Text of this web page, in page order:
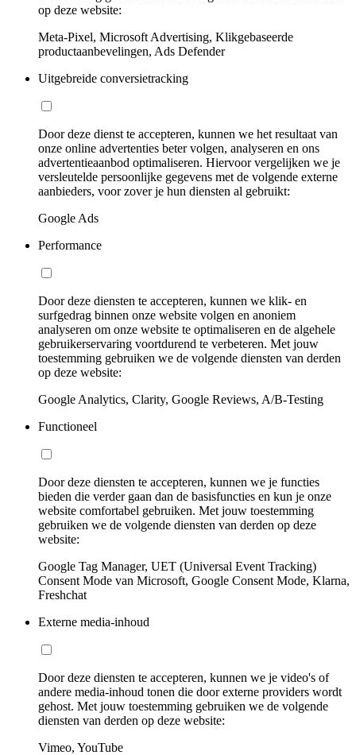
op deze website:
Meta-Pixel, Microsoft Advertising, Klikgebaseerde
productaanbevelingen, Ads Defender
Uitgebreide conversietracking
Door deze dienst te accepteren, kunnen we het resultaat van
onze online advertenties beter volgen, analyseren en ons
advertentieaanbod optimaliseren. Hiervoor vergelijken we je
versleutelde persoonlijke gegevens met de volgende externe
aanbieders, voor zover je hun diensten al gebruikt:
Google Ads
Performance
Door deze diensten te accepteren, kunnen we klik- en
surfgedrag binnen onze website volgen en anoniem
analyseren om onze website te optimaliseren en de algehele
gebruikerservaring voortdurend te verbeteren. Met jouw
toestemming gebruiken we de volgende diensten van derden
op deze website:
Google Analytics, Clarity, Google Reviews, A/B-Testing
Functioneel
Door deze diensten te accepteren, kunnen we je functies
bieden die verder gaan dan de basisfuncties en kun je onze
website comfortabel gebruiken. Met jouw toestemming
gebruiken we de volgende diensten van derden op deze
website:
Google Tag Manager, UET (Universal Event Tracking)
Consent Mode van Microsoft, Google Consent Mode, Klarna,
Freshchat
Externe media-inhoud
Door deze diensten te accepteren, kunnen we je video's of
andere media-inhoud tonen die door externe providers wordt
gehost. Met jouw toestemming gebruiken we de volgende
diensten van derden op deze website:
Vimeo, YouTube